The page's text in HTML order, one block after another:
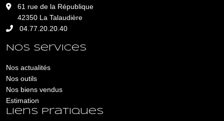
61 rue de la République
42350 La Talaudière
04.77.20.20.40
Nos services
Nos actualités
Nos outils
Nos biens vendus
Estimation
Liens pratiques